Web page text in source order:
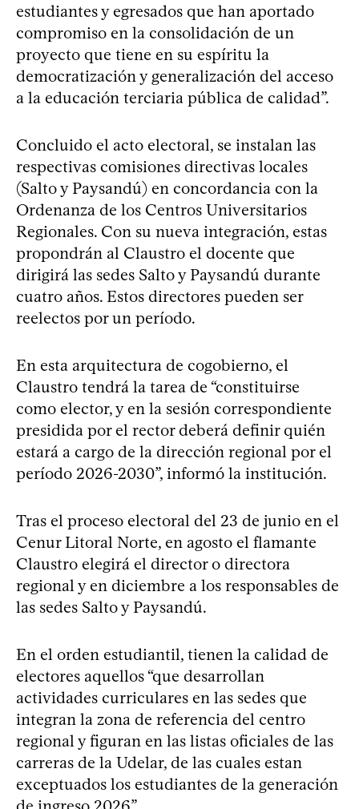
estudiantes y egresados que han aportado
compromiso en la consolidación de un
proyecto que tiene en su espíritu la
democratización y generalización del acceso
a la educación terciaria pública de calidad”.
Concluido el acto electoral, se instalan las
respectivas comisiones directivas locales
(Salto y Paysandú) en concordancia con la
Ordenanza de los Centros Universitarios
Regionales. Con su nueva integración, estas
propondrán al Claustro el docente que
dirigirá las sedes Salto y Paysandú durante
cuatro años. Estos directores pueden ser
reelectos por un período.
En esta arquitectura de cogobierno, el
Claustro tendrá la tarea de “constituirse
como elector, y en la sesión correspondiente
presidida por el rector deberá definir quién
estará a cargo de la dirección regional por el
período 2026-2030”, informó la institución.
Tras el proceso electoral del 23 de junio en el
Cenur Litoral Norte, en agosto el flamante
Claustro elegirá el director o directora
regional y en diciembre a los responsables de
las sedes Salto y Paysandú.
En el orden estudiantil, tienen la calidad de
electores aquellos “que desarrollan
actividades curriculares en las sedes que
integran la zona de referencia del centro
regional y figuran en las listas oficiales de las
carreras de la Udelar, de las cuales estan
exceptuados los estudiantes de la generación